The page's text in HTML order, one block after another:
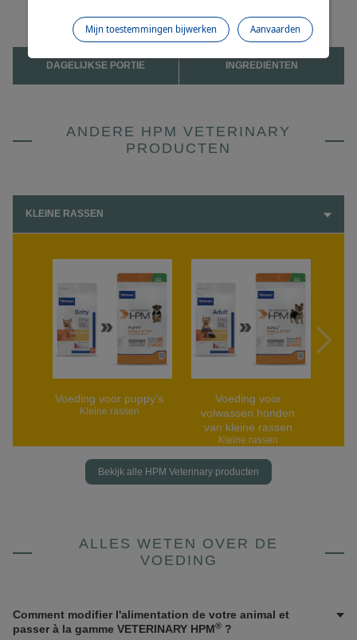
DAGELIJKSE PORTIE INGREDIËNTEN
ANDERE HPM VETERINARY
PRODUCTEN
KLEINE RASSEN
Voeding voor puppy's
Kleine rassen
Voeding voor
volwassen honden
van kleine rassen
Kleine rassen
Bekijk alle HPM Veterinary producten
ALLES WETEN OVER DE
VOEDING
Comment modifier l'alimentation de votre animal et
passer à la gamme VETERINARY HPM® ?
Aanvaarden
Mijn toestemmingen bijwerken